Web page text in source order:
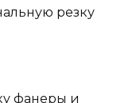
резку
фанеры и